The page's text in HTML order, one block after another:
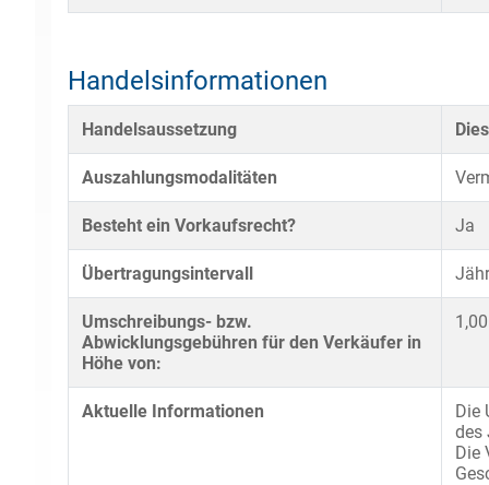
Handelsinformationen
Handelsaussetzung
Auszahlungsmodalitäten
Besteht ein Vorkaufsrecht? Ja
Übertragungsintervall
Umschreibungs- bzw.
Abwicklungsgebühren für den Verkäufer in
Höhe von:
Aktuelle Informationen
Die
des
Die